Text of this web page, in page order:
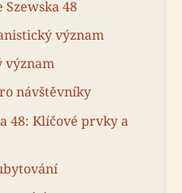
48
význam
význam
návštěvníky
48: Klíčové prvky a